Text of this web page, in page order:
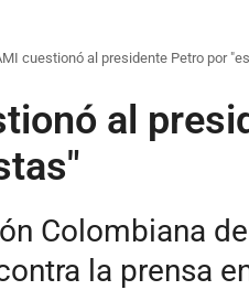
cuestionó al presidente Petro por
al
Colombiana
la prensa